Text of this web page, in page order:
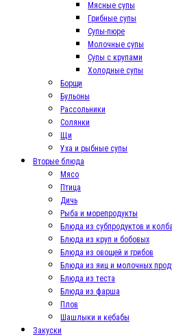
Мясные супы
Грибные супы
Супы-пюре
Молочные супы
Супы с крупами
Холодные супы
Борщи
Бульоны
Рассольники
Солянки
Щи
Уха и рыбные супы
Вторые блюда
Мясо
Птица
Дичь
Рыба и морепродукты
Блюда из субпродуктов и
Блюда из круп и бобовых
Блюда из овощей и грибов
Блюда из яиц и молочных
Блюда из теста
Блюда из фарша
Плов
Шашлыки и кебабы
Закуски